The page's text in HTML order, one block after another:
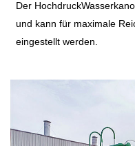
Der Hochdruck
und kann für maximale
eingestellt werden.